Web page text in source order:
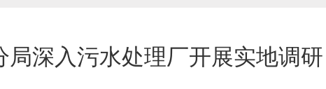
深入污水处理厂开展实地调研